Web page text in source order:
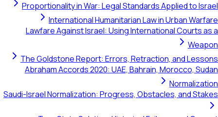
Proportionality in War: Legal Standards Applied to Israel
International Humanitarian Law in Urban Warfare
Lawfare Against Israel: Using International Courts as a
Weapon
The Goldstone Report: Errors, Retraction, and Lessons
Abraham Accords 2020: UAE, Bahrain, Morocco, Sudan
Normalization
Saudi-Israel Normalization: Progress, Obstacles, and Stakes